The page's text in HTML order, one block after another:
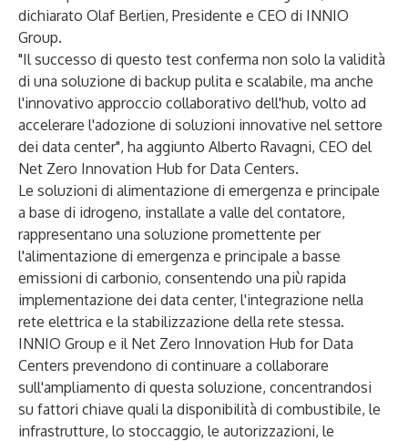
dichiarato Olaf Berlien, Presidente e CEO di INNIO
Group.
"Il successo di questo test conferma non solo la validità
di una soluzione di backup pulita e scalabile, ma anche
l'innovativo approccio collaborativo dell'hub, volto ad
accelerare l'adozione di soluzioni innovative nel settore
dei data center", ha aggiunto Alberto Ravagni, CEO del
Net Zero Innovation Hub for Data Centers.
Le soluzioni di alimentazione di emergenza e principale
a base di idrogeno, installate a valle del contatore,
rappresentano una soluzione promettente per
l'alimentazione di emergenza e principale a basse
emissioni di carbonio, consentendo una più rapida
implementazione dei data center, l'integrazione nella
rete elettrica e la stabilizzazione della rete stessa.
INNIO Group e il Net Zero Innovation Hub for Data
Centers prevendono di continuare a collaborare
sull'ampliamento di questa soluzione, concentrandosi
su fattori chiave quali la disponibilità di combustibile, le
infrastrutture, lo stoccaggio, le autorizzazioni, le